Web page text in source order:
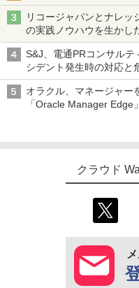
リコージャパンとナレッ
の実践ノウハウを生かし
S&J、電通PRコンサル
シデント発生時の対応と
ラムを提供
オラクル、マネージャー
「Oracle Manager Edge
クラウド